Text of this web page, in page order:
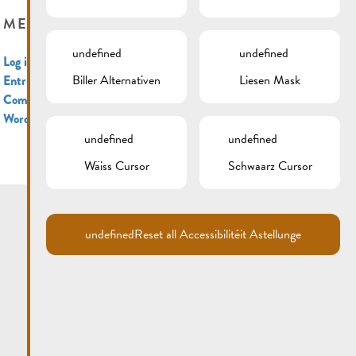
META
Log in
Entries feed
Comments feed
WordPress.org
undefined
Biller Alternativen
undefined
Liesen Mask
undefined
Wäiss Cursor
undefined
Schwaarz Cursor
undefinedReset all Accessibilitéit Astellunge